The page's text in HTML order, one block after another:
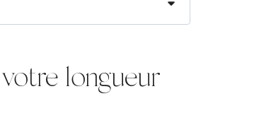
longueur